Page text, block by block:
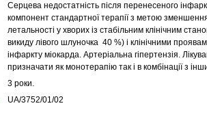
Серцева недостатність після перенесеного
компонент стандартної терапії з метою
летальності у хворих із стабільним клінічним
викиду лівого шлуночка  40 %) і клінічними
інфаркту міокарда. Артеріальна гіпертензія.
призначати як монотерапію так і в комбінації з
3 роки.
UA/3752/01/02